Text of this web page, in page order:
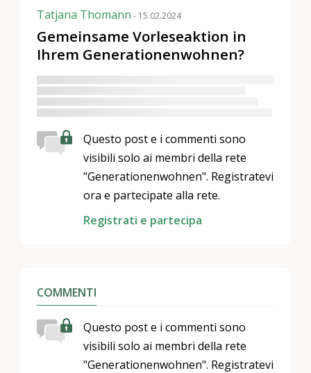
Tatjana Thomann - 15.02.2024
Gemeinsame Vorleseaktion in
Ihrem Generationenwohnen?
Questo post e i commenti sono
visibili solo ai membri della rete
"Generationenwohnen". Registratevi
ora e partecipate alla rete.
Registrati e partecipa
COMMENTI
Questo post e i commenti sono
visibili solo ai membri della rete
"Generationenwohnen". Registratevi